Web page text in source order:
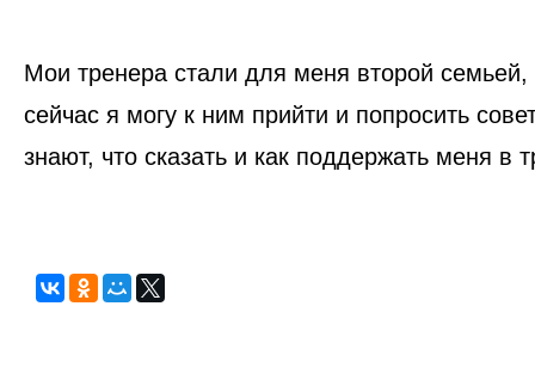
Мои тренера стали для меня второй
сейчас я могу к ним прийти и попросить
знают, что сказать и как поддержать меня в